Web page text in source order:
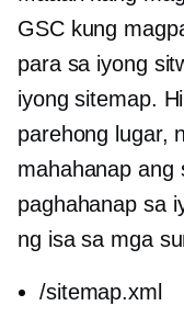
GSC kung
para sa iyong
iyong sitemap.
parehong lugar,
mahahanap ang
paghahanap sa
ng isa sa mga
/sitemap.xml